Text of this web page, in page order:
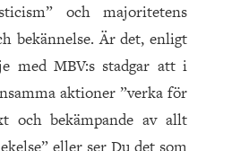
och majoritetens
bekännelse. Är det, enligt
med MBV:s stadgar att i
aktioner ”verka för
och bekämpande av allt